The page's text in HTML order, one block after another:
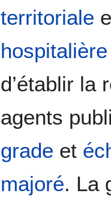
territoriale
hospitalière
d’établir la
agents
grade et
majoré. La